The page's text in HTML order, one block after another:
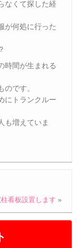
なくて探した経
が何処に行った
時間が生まれる
です。
にトランクルー
も増えていま
柱看板設置します »